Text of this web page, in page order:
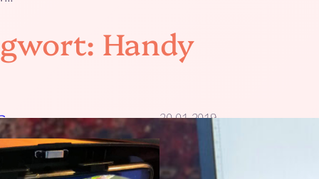
Handy
20.01.2019
Virtual Reality –
doch mal aus!